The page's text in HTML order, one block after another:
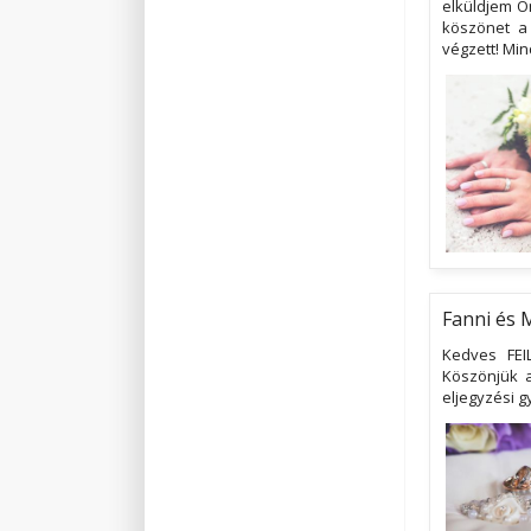
elküldjem
köszönet
végzett!
Fanni és
Kedves
Köszönjük
eljegyzési